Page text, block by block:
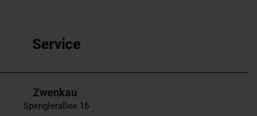
Service
Zwenkau
Spenglerallee 16